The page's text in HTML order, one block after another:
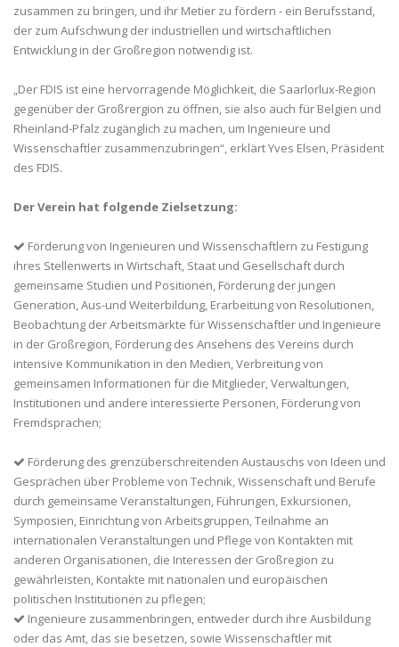
zusammen zu bringen, und ihr Metier zu fördern - ein Berufsstand,
der zum Aufschwung der industriellen und wirtschaftlichen
Entwicklung in der Großregion notwendig ist.
„Der FDIS ist eine hervorragende Möglichkeit, die Saarlorlux-Region
gegenüber der Großrergion zu öffnen, sie also auch für Belgien und
Rheinland-Pfalz zugänglich zu machen, um Ingenieure und
Wissenschaftler zusammenzubringen“, erklärt Yves Elsen, Präsident
des FDIS.
Der Verein hat folgende Zielsetzung:
Förderung von Ingenieuren und Wissenschaftlern zu Festigung
ihres Stellenwerts in Wirtschaft, Staat und Gesellschaft durch
gemeinsame Studien und Positionen, Förderung der jungen
Generation, Aus-und Weiterbildung, Erarbeitung von Resolutionen,
Beobachtung der Arbeitsmärkte für Wissenschaftler und Ingenieure
in der Großregion, Förderung des Ansehens des Vereins durch
intensive Kommunikation in den Medien, Verbreitung von
gemeinsamen Informationen für die Mitglieder, Verwaltungen,
Institutionen und andere interessierte Personen, Förderung von
Fremdsprachen;
Förderung des grenzüberschreitenden Austauschs von Ideen und
Gesprächen über Probleme von Technik, Wissenschaft und Berufe
durch gemeinsame Veranstaltungen, Führungen, Exkursionen,
Symposien, Einrichtung von Arbeitsgruppen, Teilnahme an
internationalen Veranstaltungen und Pflege von Kontakten mit
anderen Organisationen, die Interessen der Großregion zu
gewährleisten, Kontakte mit nationalen und europäischen
politischen Institutionen zu pflegen;
Ingenieure zusammenbringen, entweder durch ihre Ausbildung
oder das Amt, das sie besetzen, sowie Wissenschaftler mit